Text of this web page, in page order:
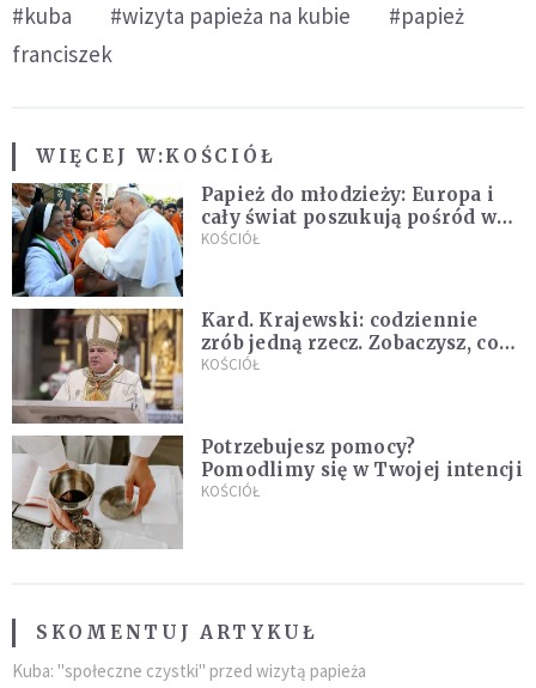
#kuba #wizyta papieża na kubie
#papież
franciszek
WIĘCEJ W:KOŚCIÓŁ
Papież do młodzieży: Europa i
cały świat poszukują pośród was
nowych świętych
KOŚCIÓŁ
Kard. Krajewski: codziennie
zrób jedną rzecz. Zobaczysz, co
stanie się z twoim życiem
KOŚCIÓŁ
Potrzebujesz pomocy?
Pomodlimy się w Twojej intencji
KOŚCIÓŁ
SKOMENTUJ ARTYKUŁ
Kuba: "społeczne czystki" przed wizytą papieża